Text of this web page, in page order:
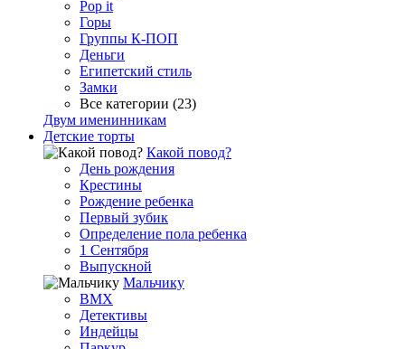
Pop it
Горы
Группы К-ПОП
Деньги
Египетский стиль
Замки
Все категории (23)
Двум именинникам
Детские торты
Какой повод?
День рождения
Крестины
Рождение ребенка
Первый зубик
Определение пола ребенка
1 Сентября
Выпускной
Мальчику
BMX
Детективы
Индейцы